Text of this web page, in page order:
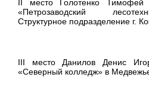
II место Голотенко
«Петрозаводский
Структурное подразделение г.
III место Данилов Денис
«Северный колледж» в